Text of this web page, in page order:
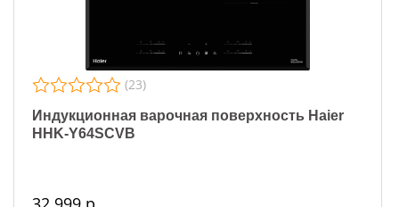
(23)
Индукционная варочная поверхность Haier
HHK-Y64SCVB